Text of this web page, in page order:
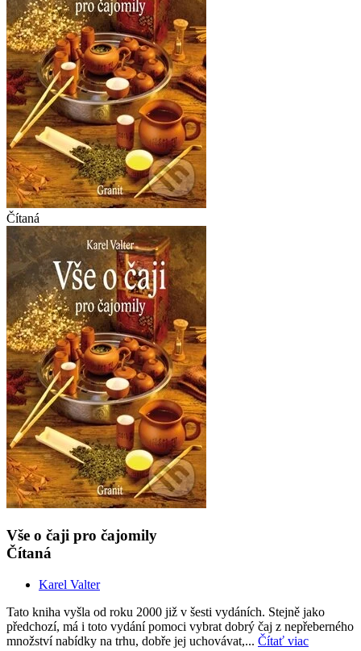
Čítaná
Vše o čaji pro čajomily
Čítaná
Karel Valter
Tato kniha vyšla od roku 2000 již v šesti vydáních. Stejně jako
předchozí, má i toto vydání pomoci vybrat dobrý čaj z nepřeberného
množství nabídky na trhu, dobře jej uchovávat,... Čítať viac